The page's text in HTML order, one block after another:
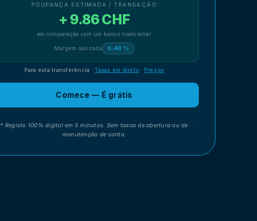
POUPANÇA ESTIMADA / TRANSAÇÃO
+ 9.86 CHF
em comparação com um banco tradicional
Margem aplicada 0.40 %
Para esta transferência ·Taxas em direto · Preços
Comece — É grátis
* Registo 100% digital em 5 minutos. Sem taxas de abertura ou de
manutenção de conta.